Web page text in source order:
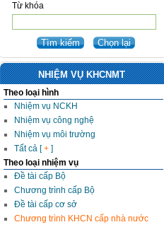
Từ khóa
NHIỆM VỤ KHCNMT
Theo loại hình
Nhiệm vụ NCKH
Nhiệm vụ công nghệ
Nhiệm vụ môi trường
Tất cả [+ ]
Theo loại nhiệm vụ
Đề tài cấp Bộ
Chương trình cấp Bộ
Đề tài cấp cơ sở
Chương trình KHCN cấp nhà nước